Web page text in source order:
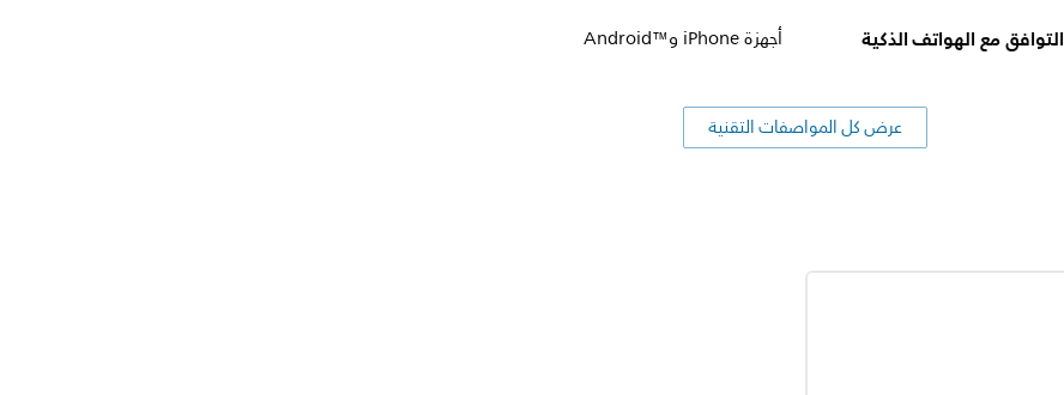
التوافق مع الهواتف الذكية أجهزة iPhone وAndroid™‎
عرض كل المواصفات التقنية